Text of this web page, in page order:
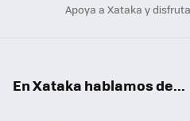
Apoya a Xataka y
En Xataka hablamos de...